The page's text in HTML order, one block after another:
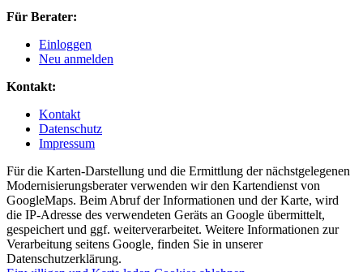
Für Berater:
Einloggen
Neu anmelden
Kontakt:
Kontakt
Datenschutz
Impressum
Für die Karten-Darstellung und die Ermittlung der nächstgelegenen
Modernisierungsberater verwenden wir den Kartendienst von
GoogleMaps. Beim Abruf der Informationen und der Karte, wird
die IP-Adresse des verwendeten Geräts an Google übermittelt,
gespeichert und ggf. weiterverarbeitet. Weitere Informationen zur
Verarbeitung seitens Google, finden Sie in unserer
Datenschutzerklärung.